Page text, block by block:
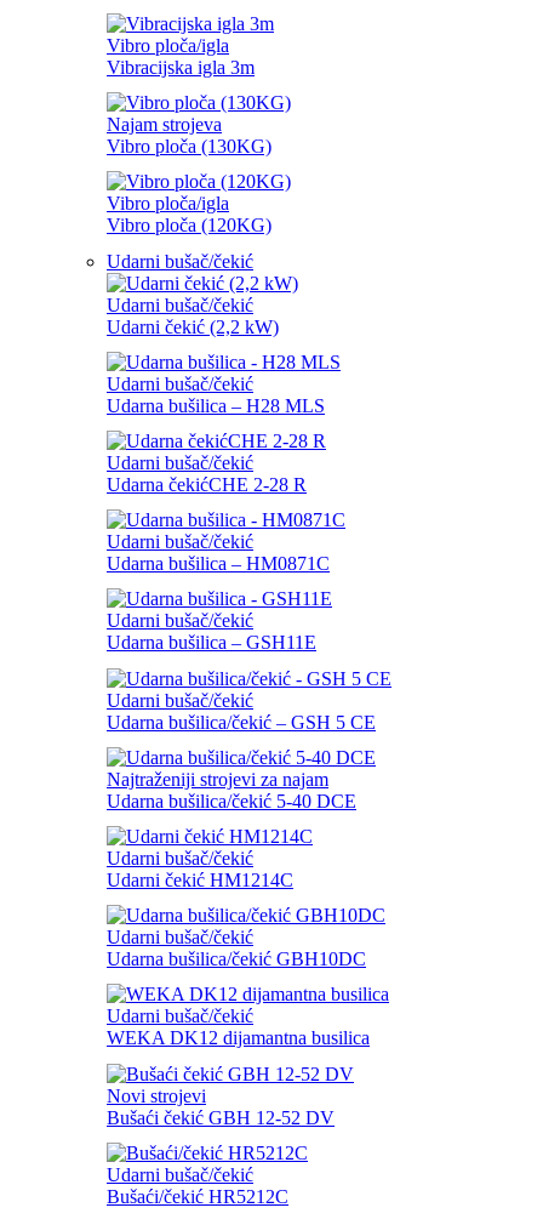
Vibro ploča/igla
Vibracijska igla 3m
Najam strojeva
Vibro ploča (130KG)
Vibro ploča/igla
Vibro ploča (120KG)
Udarni bušač/čekić
Udarni bušač/čekić
Udarni čekić (2,2 kW)
Udarni bušač/čekić
Udarna bušilica – H28 MLS
Udarni bušač/čekić
Udarna čekićCHE 2-28 R
Udarni bušač/čekić
Udarna bušilica – HM0871C
Udarni bušač/čekić
Udarna bušilica – GSH11E
Udarni bušač/čekić
Udarna bušilica/čekić – GSH 5 CE
Najtraženiji strojevi za najam
Udarna bušilica/čekić 5-40 DCE
Udarni bušač/čekić
Udarni čekić HM1214C
Udarni bušač/čekić
Udarna bušilica/čekić GBH10DC
Udarni bušač/čekić
WEKA DK12 dijamantna busilica
Novi strojevi
Bušaći čekić GBH 12-52 DV
Udarni bušač/čekić
Bušaći/čekić HR5212C